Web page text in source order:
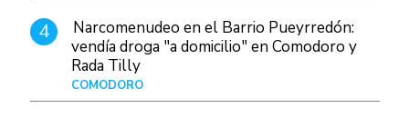
4
Narcomenudeo en el Barrio Pueyrredón:
vendía droga "a domicilio" en Comodoro y
Rada Tilly
COMODORO